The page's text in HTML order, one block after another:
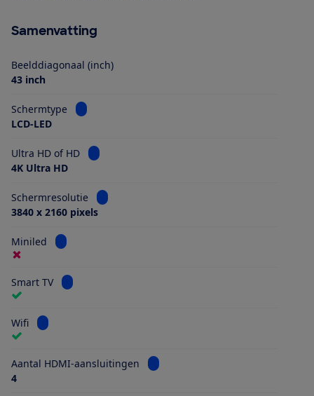
Samenvatting
Beelddiagonaal (inch)
43 inch
Schermtype
Bekijk informatie voor Schermtype
LCD-LED
Ultra HD of HD
Bekijk informatie voor Ultra HD of HD
4K Ultra HD
Schermresolutie
Bekijk informatie voor Schermresolutie
3840 x 2160 pixels
Miniled Bekijk informatie voor Miniled
Smart TV Bekijk informatie voor Smart TV
Wifi Bekijk informatie voor Wifi
Aantal HDMI-aansluitingen
Bekijk informatie voor Aantal
4